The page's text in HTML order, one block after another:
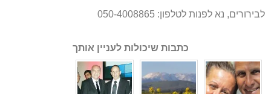
לבירורים, נא לפנות לטלפון: 050-4008865
כתבות שיכולות לעניין אותך